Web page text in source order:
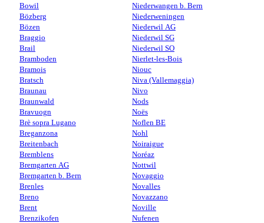
Bowil
Bözberg
Bözen
Braggio
Brail
Bramboden
Bramois
Bratsch
Braunau
Braunwald
Bravuogn
Brè sopra Lugano
Breganzona
Breitenbach
Bremblens
Bremgarten AG
Bremgarten b. Bern
Brenles
Breno
Brent
Brenzikofen
Niederwangen b. Bern
Niederweningen
Niederwil AG
Niederwil SG
Niederwil SO
Nierlet-les-Bois
Niouc
Niva (Vallemaggia)
Nivo
Nods
Noës
Noflen BE
Nohl
Noiraigue
Noréaz
Nottwil
Novaggio
Novalles
Novazzano
Noville
Nufenen